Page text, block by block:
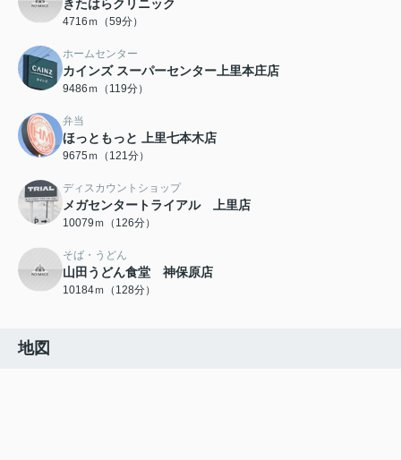
きたはらクリニック
4716ｍ（59分）
ホームセンター
カインズ スーパーセンター上里本庄店
9486ｍ（119分）
弁当
ほっともっと 上里七本木店
9675ｍ（121分）
ディスカウントショップ
メガセンタートライアル 上里店
10079ｍ（126分）
そば・うどん
山田うどん食堂 神保原店
10184ｍ（128分）
地図